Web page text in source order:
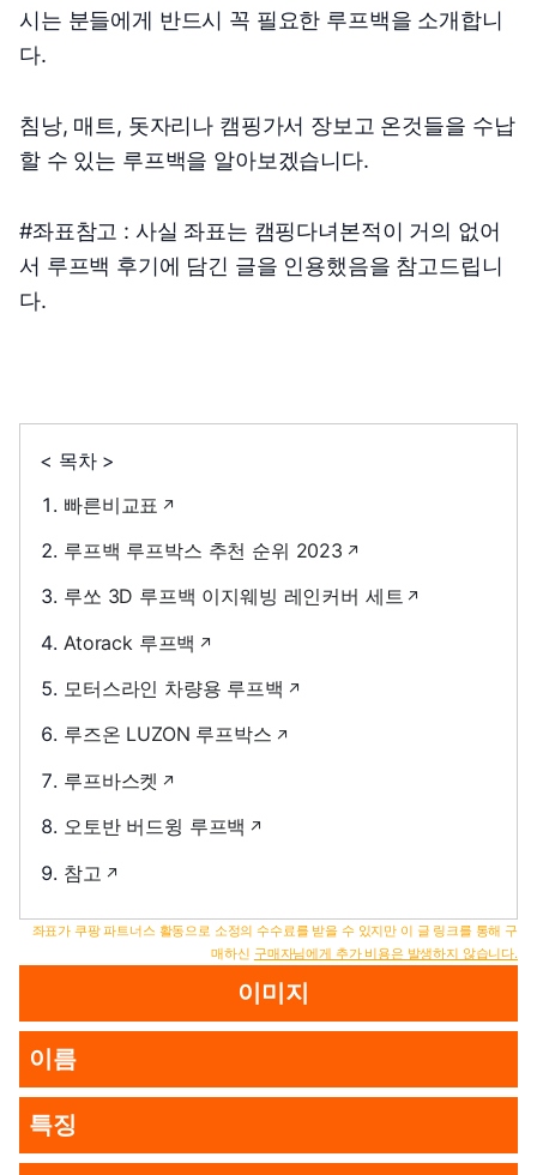
시는 분들에게 반드시 꼭 필요한 루프백을 소개합니
다.
침낭, 매트, 돗자리나 캠핑가서 장보고 온것들을 수납
할 수 있는 루프백을 알아보겠습니다.
#좌표참고 : 사실 좌표는 캠핑다녀본적이 거의 없어
서 루프백 후기에 담긴 글을 인용했음을 참고드립니
다.
< 목차 >
빠른비교표
루프백 루프박스 추천 순위 2023
루쏘 3D 루프백 이지웨빙 레인커버 세트
Atorack 루프백
모터스라인 차량용 루프백
루즈온 LUZON 루프박스
루프바스켓
오토반 버드윙 루프백
참고
좌표가 쿠팡 파트너스 활동으로 소정의 수수료를 받을 수 있지만 이 글 링크를 통해 구
매하신 구매자님에게 추가 비용은 발생하지 않습니다.
이미지
이름
특징